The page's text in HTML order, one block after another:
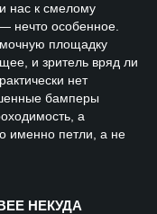
нас к смелому
нечто особенное.
площадку
и зритель вряд ли
нет
бамперы
а
именно петли, а не
НЕКУДА